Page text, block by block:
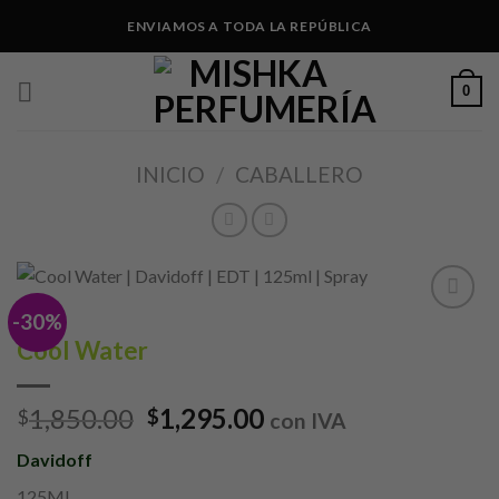
ENVIAMOS A TODA LA REPÚBLICA
0
INICIO / CABALLERO
-30%
Cool Water
$1,850.00 $1,295.00 con IVA
Davidoff